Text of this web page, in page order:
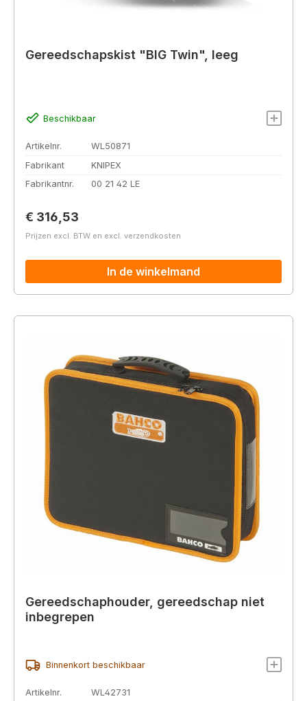
Gereedschapskist "BIG Twin", leeg
Beschikbaar
Artikelnr.
WL50871
Fabrikant
KNIPEX
Fabrikantnr.
00 21 42 LE
Normale prijs:
€ 316,53
Prijzen excl. BTW en excl. verzendkosten
In de winkelmand
Gereedschaphouder, gereedschap niet
inbegrepen
Binnenkort beschikbaar
Artikelnr.
WL42731